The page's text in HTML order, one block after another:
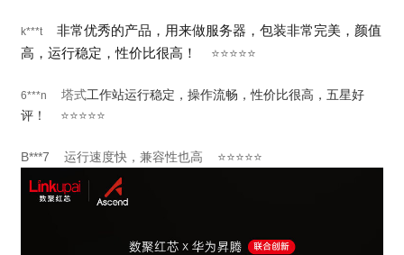
k***t
非常优秀的产品，用来做服务器，包装非常完美，颜值
高，运行稳定，性价比很高！
⭐⭐⭐⭐⭐
6***n 塔式工作站运行稳定，操作流畅，性价比很高，五星好
评！
⭐⭐⭐⭐⭐
B***7 运行速度快，兼容性也高 ⭐⭐⭐⭐⭐